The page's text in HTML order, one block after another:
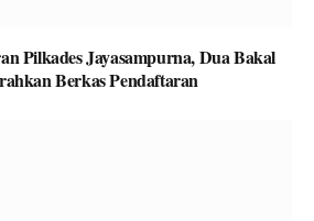
Pilkades Jayasampurna, Dua Bakal
Berkas Pendaftaran